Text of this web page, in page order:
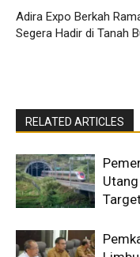
Adira Expo Berkah
Segera Hadir di Tanah
RELATED ARTICLES